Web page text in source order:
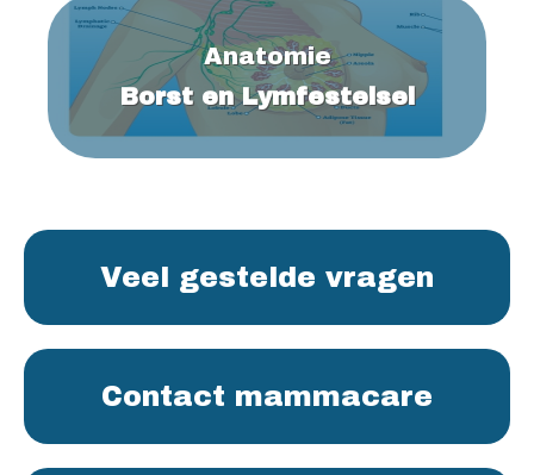
Anatomie
Borst en Lymfestelsel
Veel gestelde vragen
Contact mammacare